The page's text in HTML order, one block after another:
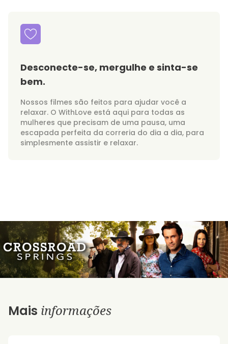
Desconecte-se, mergulhe e sinta-se
bem.
Nossos filmes são feitos para ajudar você a
relaxar. O WithLove está aqui para todas as
mulheres que precisam de uma pausa, uma
escapada perfeita da correria do dia a dia, para
simplesmente assistir e relaxar.
Mais informações